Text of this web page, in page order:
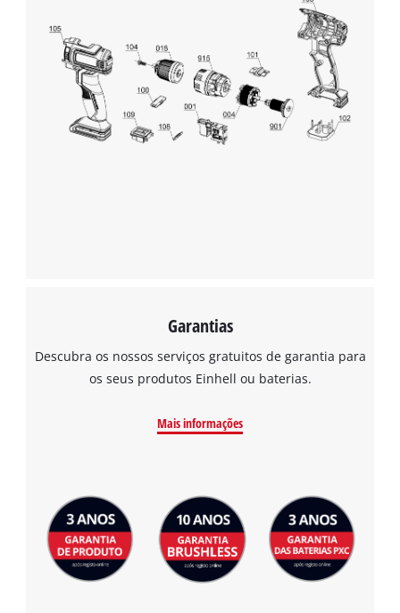
This content is not permitted to load due
to trackers that are not disclosed to the
visitor. The website owner needs to setup
the site with their CMP to add this content
to the list of technologies used.
Powered by
Usercentrics Consent
Management Platform
Garantias
Descubra os nossos serviços gratuitos de garantia para
os seus produtos Einhell ou baterias.
Mais informações